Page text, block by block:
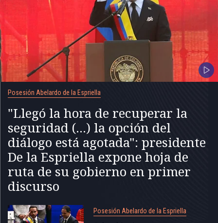
Posesión Abelardo de la Espriella
"Llegó la hora de recuperar la
seguridad (...) la opción del
diálogo está agotada": presidente
De la Espriella expone hoja de
ruta de su gobierno en primer
discurso
Posesión Abelardo de la Espriella